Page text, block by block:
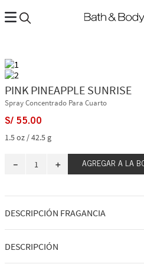
PINK PINEAPPLE SUNRISE
Spray Concentrado Para Cuarto
S/ 55.00
1.5 oz / 42.5 g
＋
－ AGREGAR A LA
DESCRIPCIÓN FRAGANCIA
¡Saludos desde el paraíso! Despierta
rosa y el amanecer abriéndose paso
DESCRIPCIÓN